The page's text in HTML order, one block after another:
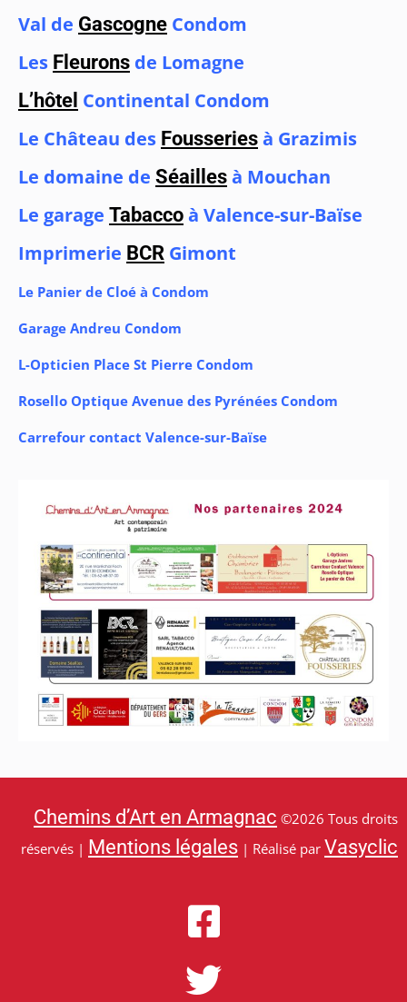
Val de Gascogne Condom
Les Fleurons de Lomagne
L’hôtel Continental Condom
Le Château des Fousseries à Grazimis
Le domaine de Séailles à Mouchan
Le garage Tabacco à Valence-sur-Baïse
Imprimerie BCR Gimont
Le Panier de Cloé à Condom
Garage Andreu Condom
L-Opticien Place St Pierre Condom
Rosello Optique Avenue des Pyrénées Condom
Carrefour contact Valence-sur-Baïse
Chemins d’Art en Armagnac ©2026 Tous droits
réservés | Mentions légales | Réalisé par Vasyclic